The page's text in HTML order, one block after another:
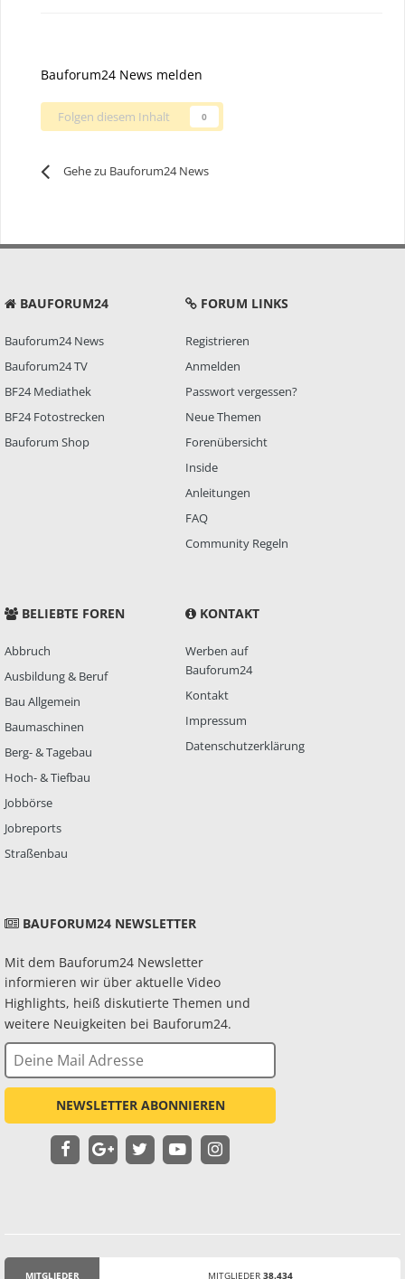
Bauforum24 News melden
Folgen diesem Inhalt 0
Gehe zu Bauforum24 News
BAUFORUM24
Bauforum24 News
Bauforum24 TV
BF24 Mediathek
BF24 Fotostrecken
Bauforum Shop
FORUM LINKS
Registrieren
Anmelden
Passwort vergessen?
Neue Themen
Forenübersicht
Inside
Anleitungen
FAQ
Community Regeln
BELIEBTE FOREN
Abbruch
Ausbildung & Beruf
Bau Allgemein
Baumaschinen
Berg- & Tagebau
Hoch- & Tiefbau
Jobbörse
Jobreports
Straßenbau
KONTAKT
Werben auf
Bauforum24
Kontakt
Impressum
Datenschutzerklärung
BAUFORUM24 NEWSLETTER
Mit dem Bauforum24 Newsletter
informieren wir über aktuelle Video
Highlights, heiß diskutierte Themen und
weitere Neuigkeiten bei Bauforum24.
NEWSLETTER ABONNIEREN
MITGLIEDER MITGLIEDER 38.434